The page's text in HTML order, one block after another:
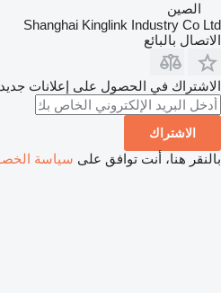
الصين
Shanghai Kinglink Industry Co Ltd
الاتصال بالبائع
الاشتراك في الحصول على إعلانات
الاشتراك
بالنقر هنا، أنت توافق على سياسة